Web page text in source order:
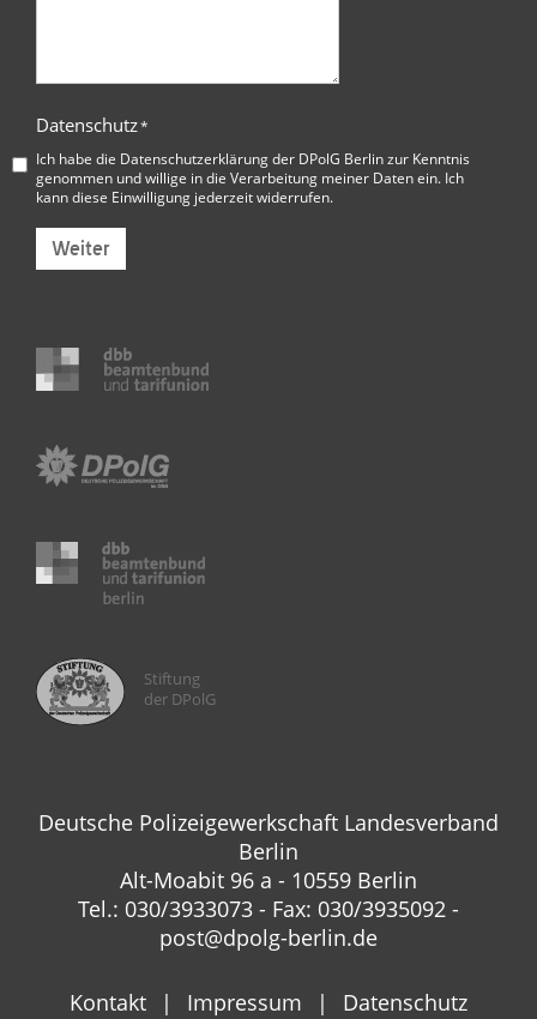
Datenschutz*
Ich habe die Datenschutzerklärung der DPolG Berlinzur Kenntnis
genommen und willige in die Verarbeitung meiner Daten ein. Ich
kann diese Einwilligung jederzeit widerrufen.
Weiter
Stiftung
der DPolG
Deutsche Polizeigewerkschaft Landesverband
Berlin
Alt-Moabit 96 a - 10559 Berlin
Tel.: 030/3933073 - Fax: 030/3935092 -
post@dpolg-berlin.de
Kontakt Impressum
Datenschutz